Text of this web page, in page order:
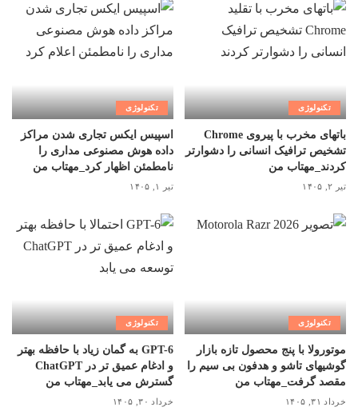
تکنولوژی
باتهای مخرب با پیروی Chrome
تشخیص ترافیک انسانی را دشوارتر
کردند_مهتاب من
تیر ۲, ۱۴۰۵
تکنولوژی
اسپیس ایکس تجاری شدن مراکز
داده هوش مصنوعی مداری را
نامطمئن اظهار کرد_مهتاب من
تیر ۱, ۱۴۰۵
تکنولوژی
موتورولا با پنج محصول تازه بازار
گوشیهای تاشو و هدفون بی سیم را
مقصد گرفت_مهتاب من
خرداد ۳۱, ۱۴۰۵
تکنولوژی
GPT-6 به گمان زیاد با حافظه بهتر
و ادغام عمیق تر در ChatGPT
گسترش می یابد_مهتاب من
خرداد ۳۰, ۱۴۰۵